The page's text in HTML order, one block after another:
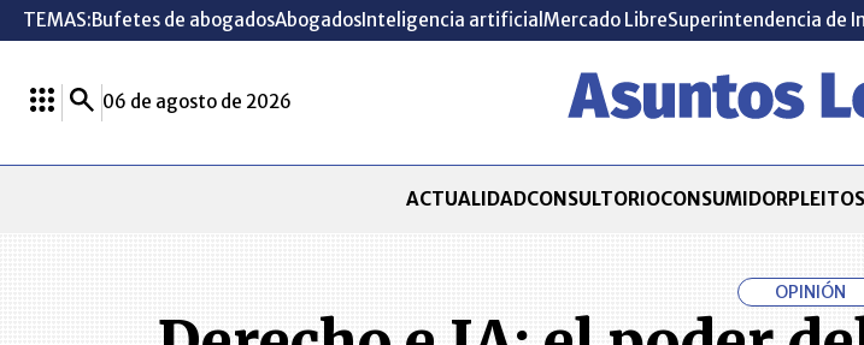
TEMAS:Bufetes de abogadosAbogadosInteligencia artificial Mercado LibreSuperintendencia de
06 de agosto de 2026
ACTUALIDADCONSULTORIOCONSUMIDORPLEITOS
OPINIÓN